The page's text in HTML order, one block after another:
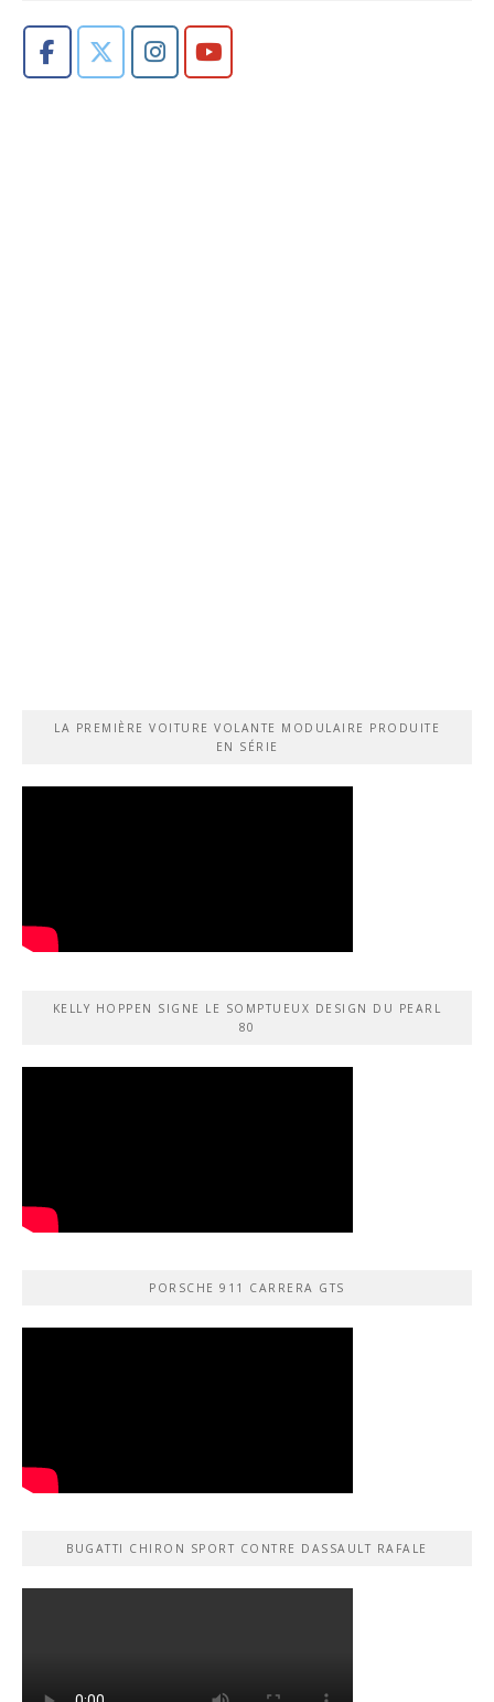
LA PREMIÈRE VOITURE VOLANTE MODULAIRE PRODUITE
EN SÉRIE
KELLY HOPPEN SIGNE LE SOMPTUEUX DESIGN DU PEARL
80
PORSCHE 911 CARRERA GTS
BUGATTI CHIRON SPORT CONTRE DASSAULT RAFALE